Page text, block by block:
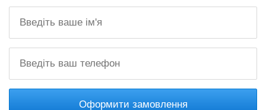
Оформити замовлення